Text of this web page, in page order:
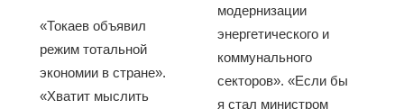
«Токаев объявил
режим тотальной
экономии в стране».
«Хватит мыслить
модернизации
энергетического и
коммунального
секторов». «Если бы
я стал министром